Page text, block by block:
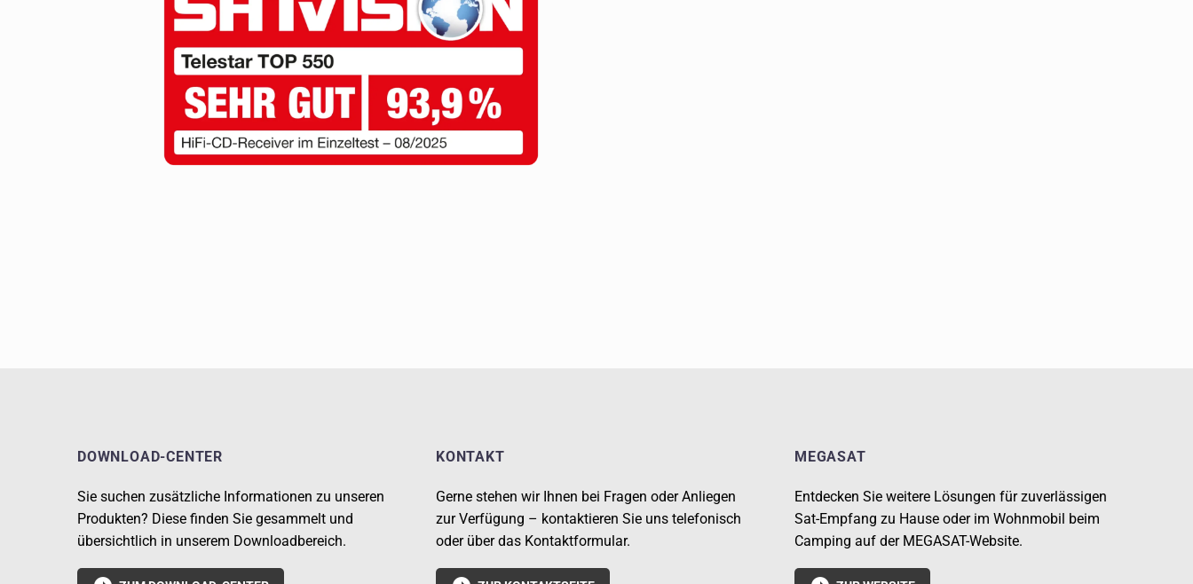
DOWNLOAD-CENTER
Sie suchen zusätzliche Informationen zu unseren
Produkten? Diese finden Sie gesammelt und
übersichtlich in unserem Downloadbereich.
KONTAKT
Gerne stehen wir Ihnen bei Fragen oder Anliegen
zur Verfügung – kontaktieren Sie uns telefonisch
oder über das Kontaktformular.
MEGASAT
Entdecken Sie weitere Lösungen für zuverlässigen
Sat-Empfang zu Hause oder im Wohnmobil beim
Camping auf der MEGASAT-Website.